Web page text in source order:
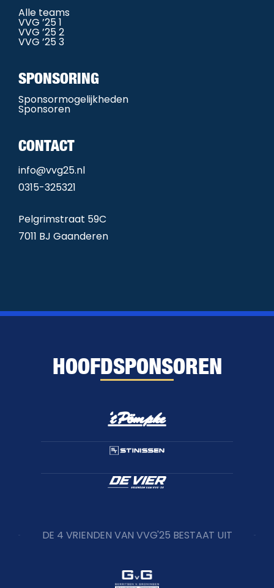
Alle teams
VVG ’25 1
VVG ’25 2
VVG ’25 3
SPONSORING
Sponsormogelijkheden
Sponsoren
CONTACT
info@vvg25.nl
0315-325321
Pelgrimstraat 59C
7011 BJ Gaanderen
HOOFDSPONSOREN
DE 4 VRIENDEN VAN VVG'25 BESTAAT UIT